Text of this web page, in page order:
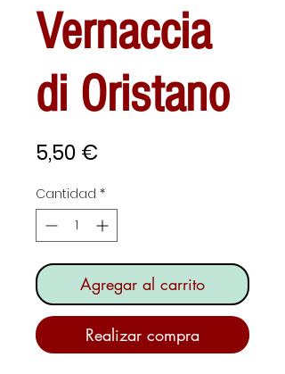
Vernaccia
di Oristano
5,50 €
Cantidad *
Agregar al carrito
Realizar compra